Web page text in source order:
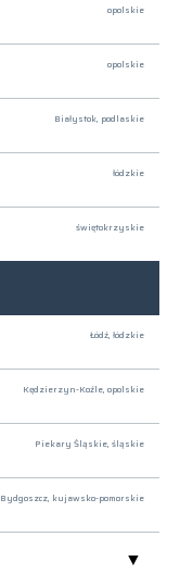
opolskie
opolskie
Białystok, podlaskie
łódzkie
świętokrzyskie
Łódź, łódzkie
Kędzierzyn-Koźle, opolskie
Piekary Śląskie, śląskie
Bydgoszcz, kujawsko-pomorskie